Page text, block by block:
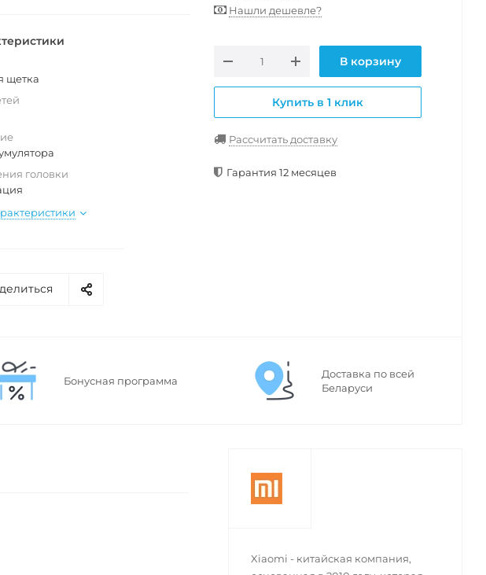
щетка
головки
Нашли дешевле?
В корзину
Купить в 1 клик
Рассчитать доставку
Гарантия 12 месяцев
Бонусная программа
Доставка по всей
Беларуси
Xiaomi - китайская компания,